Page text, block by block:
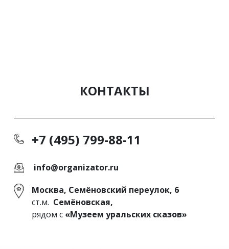
КОНТАКТЫ
+7 (495) 799-88-11
info@organizator.ru
Москва, Семёновский переулок, 6
ст.м. Семёновская,
рядом с «Музеем уральских сказов»